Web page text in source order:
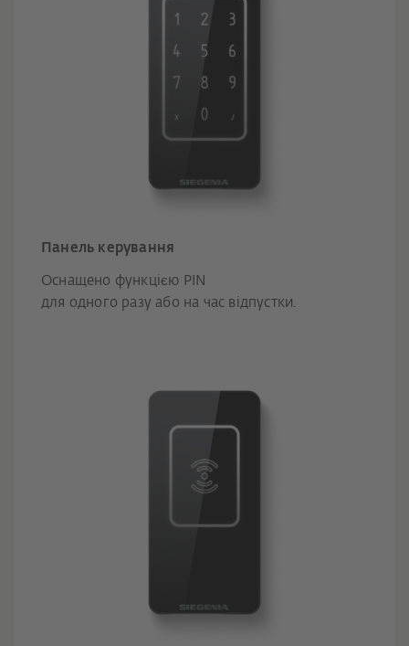
Панель керування
Оснащено функцією PIN
для одного разу або на час відпустки.